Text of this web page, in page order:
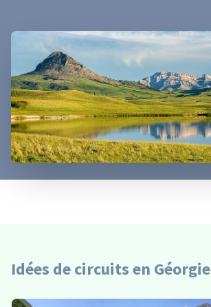
Idées de circuits en Géorgie